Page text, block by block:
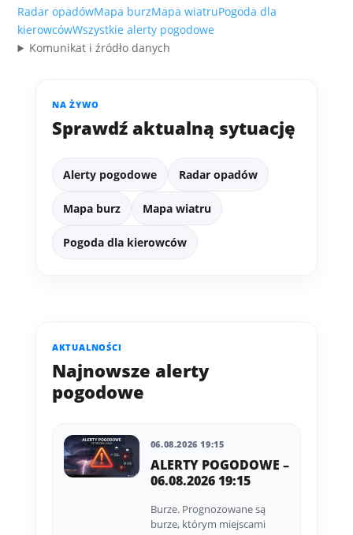
Radar opadówMapa burzMapa wiatruPogoda dla
kierowcówWszystkie alerty pogodowe
Komunikat i źródło danych
NA ŻYWO
Sprawdź aktualną sytuację
Alerty pogodowe Radar opadów
Mapa burz Mapa wiatru
Pogoda dla kierowców
AKTUALNOŚCI
Najnowsze alerty
pogodowe
06.08.2026 19:15
ALERTY POGODOWE –
06.08.2026 19:15
Burze. Prognozowane są
burze, którym miejscami